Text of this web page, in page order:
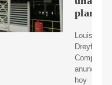
planta
Louis
Dreyfus
Company
anunció
hoy